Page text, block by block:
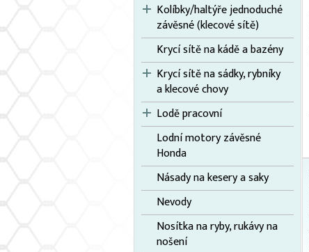
Kolíbky/haltýře jednoduché
závěsné (klecové sítě)
Krycí sítě na kádě a bazény
Krycí sítě na sádky, rybníky
a klecové chovy
Lodě pracovní
Lodní motory závěsné
Honda
Násady na kesery a saky
Nevody
Nosítka na ryby, rukávy na
nošení